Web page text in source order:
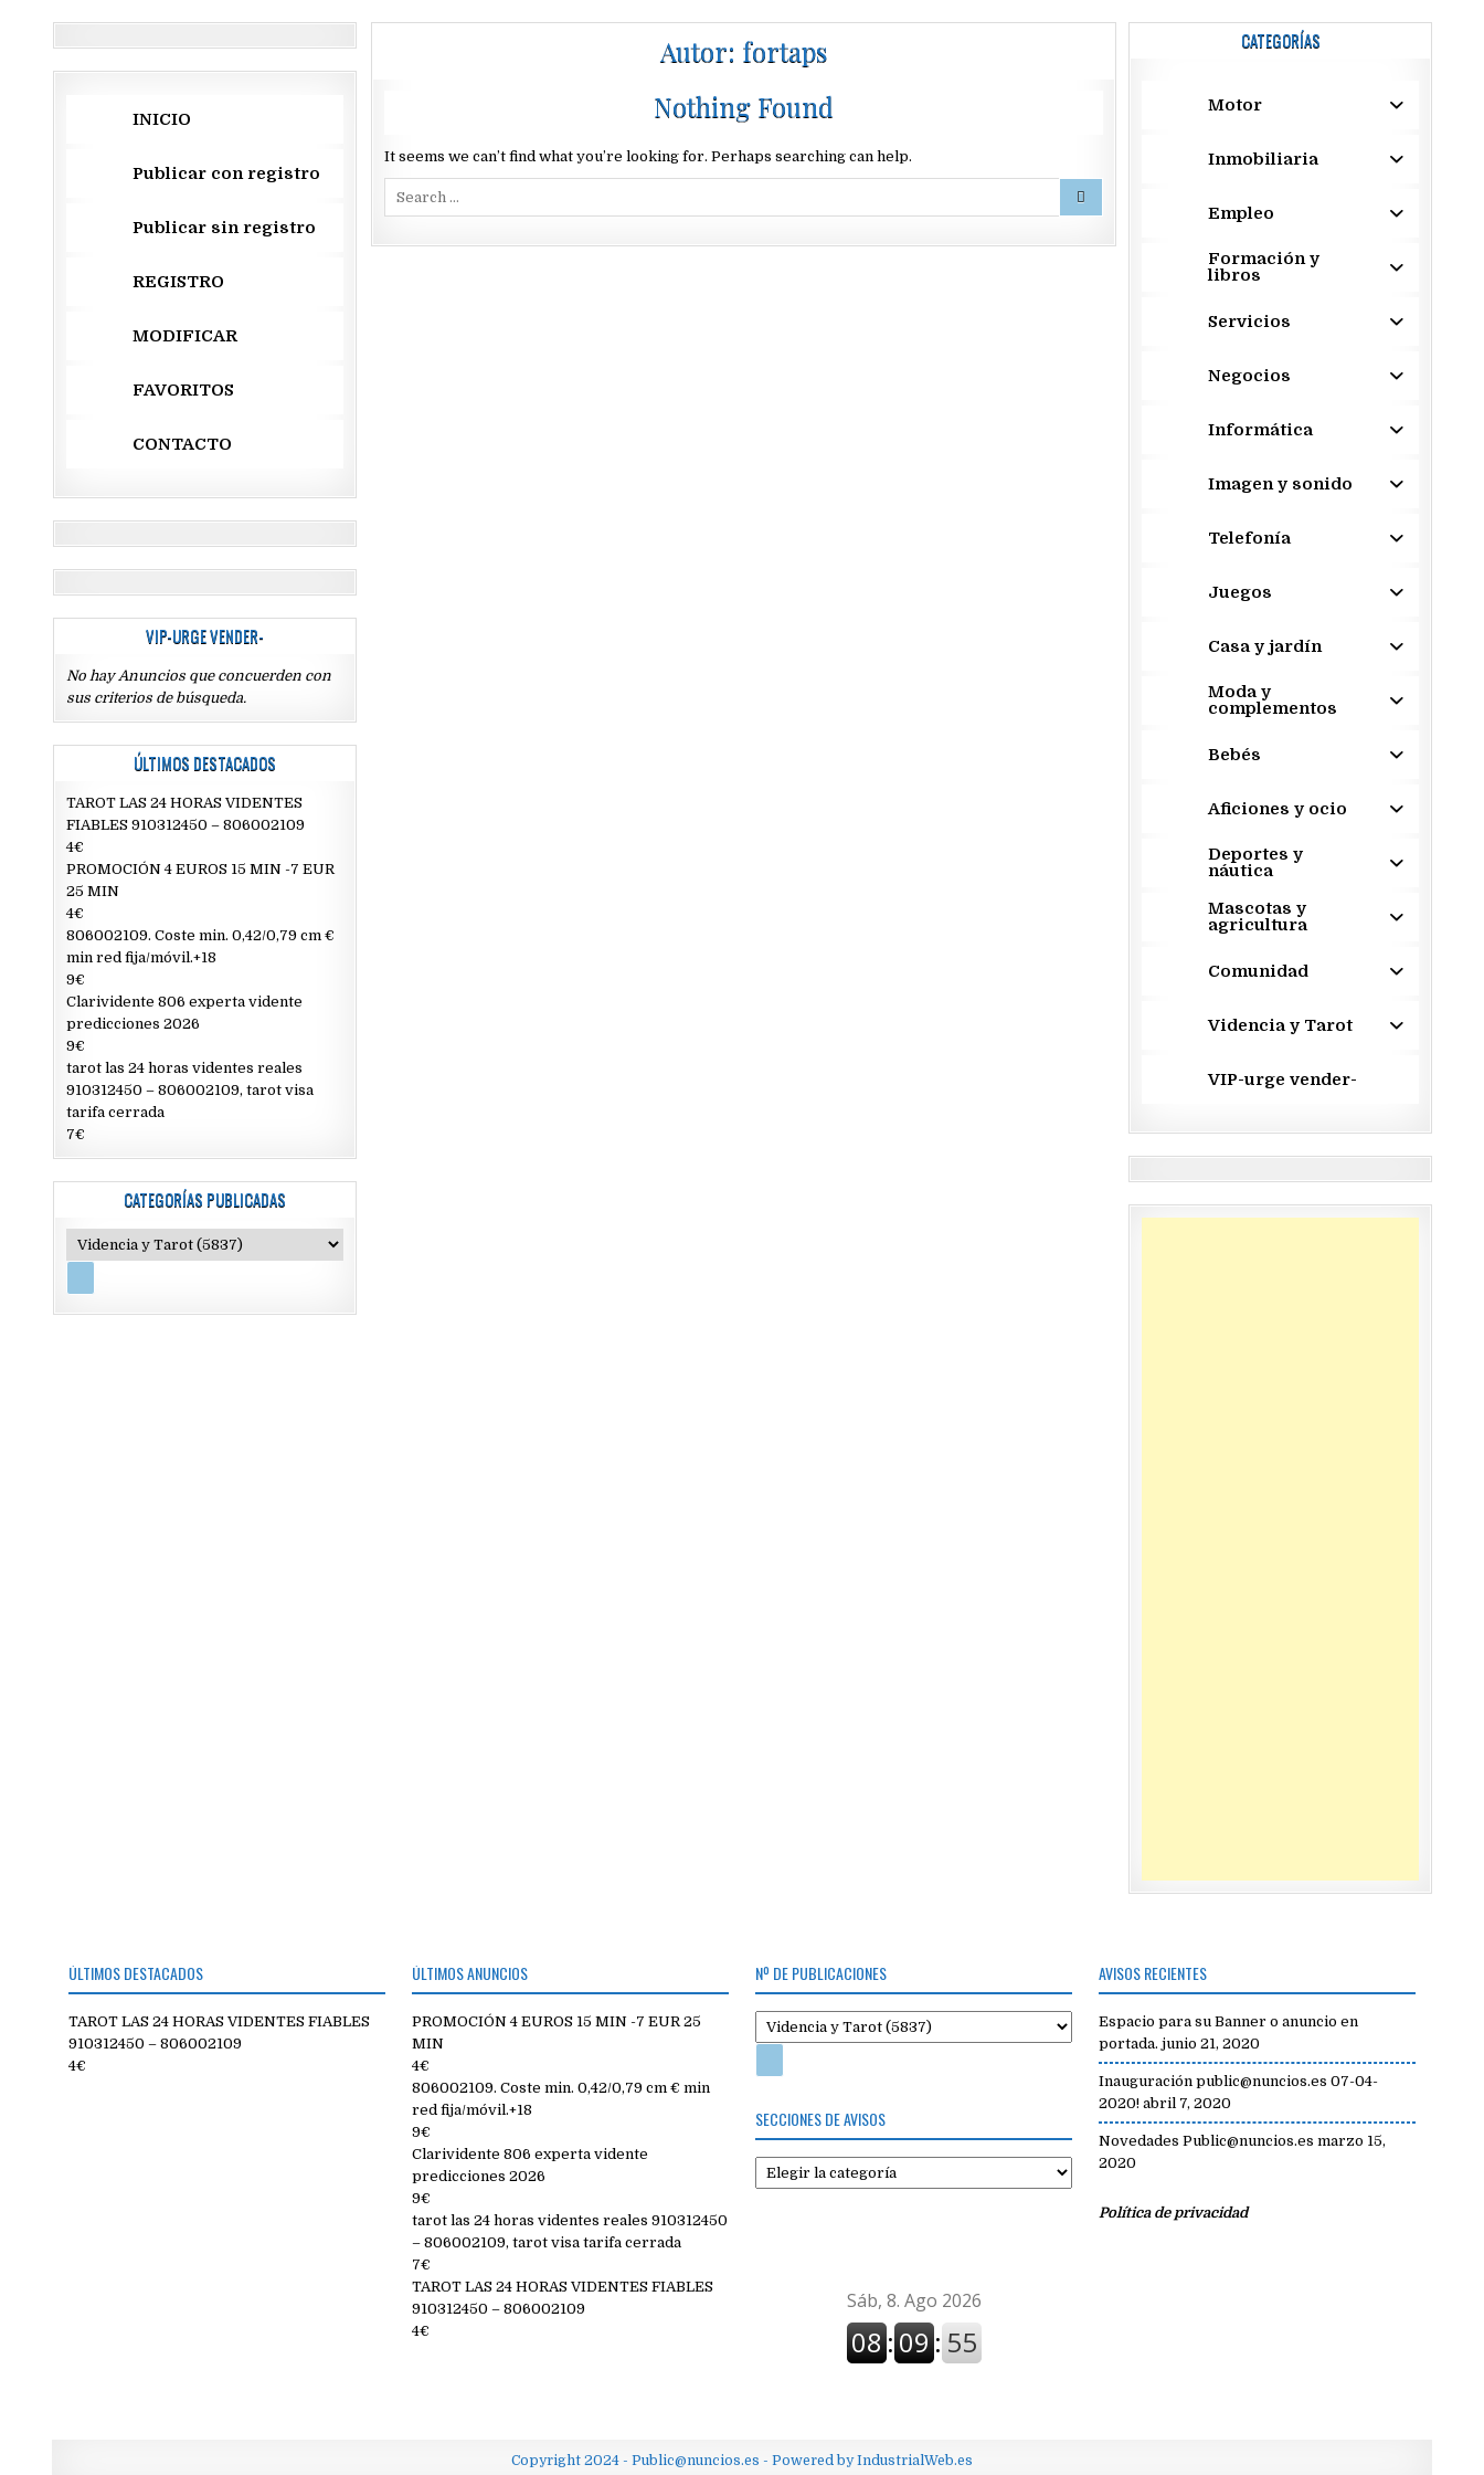
Autor: fortaps
Nothing Found
It seems we can’t find what you’re looking for. Perhaps searching can help.
INICIO
Publicar con registro
Publicar sin registro
REGISTRO
MODIFICAR
FAVORITOS
CONTACTO
VIP-URGE VENDER-
No hay Anuncios que concuerden con
sus criterios de búsqueda.
ÚLTIMOS DESTACADOS
TAROT LAS 24 HORAS VIDENTES
FIABLES 910312450 – 806002109
4€
PROMOCIÓN 4 EUROS 15 MIN -7 EUR
25 MIN
4€
806002109. Coste min. 0,42/0,79 cm €
min red fija/móvil.+18
9€
Clarividente 806 experta vidente
predicciones 2026
9€
tarot las 24 horas videntes reales
910312450 – 806002109, tarot visa
tarifa cerrada
7€
CATEGORÍAS PUBLICADAS
CATEGORÍAS
Motor
Inmobiliaria
Empleo
Formación y
libros
Servicios
Negocios
Informática
Imagen y sonido
Telefonía
Juegos
Casa y jardín
Moda y
complementos
Bebés
Aficiones y ocio
Deportes y
náutica
Mascotas y
agricultura
Comunidad
Videncia y Tarot
VIP-urge vender-
ÚLTIMOS DESTACADOS
TAROT LAS 24 HORAS VIDENTES FIABLES
910312450 – 806002109
4€
ÚLTIMOS ANUNCIOS
PROMOCIÓN 4 EUROS 15 MIN -7 EUR 25
MIN
4€
806002109. Coste min. 0,42/0,79 cm € min
red fija/móvil.+18
9€
Clarividente 806 experta vidente
predicciones 2026
9€
tarot las 24 horas videntes reales 910312450
– 806002109, tarot visa tarifa cerrada
7€
TAROT LAS 24 HORAS VIDENTES FIABLES
910312450 – 806002109
4€
Nº DE PUBLICACIONES
SECCIONES DE AVISOS
Secciones
de
AVISOS RECIENTES
Espacio para su Banner o anuncio en
portada. junio 21, 2020
Inauguración public@nuncios.es 07-04-
2020! abril 7, 2020
Novedades Public@nuncios.es marzo 15,
2020
Política de privacidad
Copyright 2024 - Public@nuncios.es - Powered by IndustrialWeb.es